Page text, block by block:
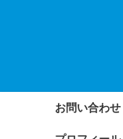
お問い合わせ